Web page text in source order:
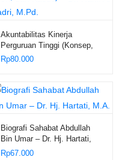
Akuntabilitas Kinerja
Perguruan Tinggi (Konsep,
Teori, dan Kasus) – Dr. Hanif
Rp80.000
Biografi Sahabat Abdullah
Bin Umar – Dr. Hj. Hartati,
M.A.
Rp67.000